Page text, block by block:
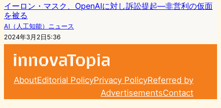
イーロン・マスク、OpenAIに対し訴訟提起―非営利の仮面
を被る
AI（人工知能）ニュース
2024年3月2日5:36
AboutEditorial PolicyPrivacy PolicyReferred by
AdvertisementsContact